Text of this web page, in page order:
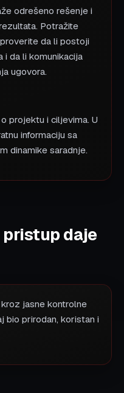
odrešeno rešenje i
Potražite
da li postoji
i da li komunikacija
ugovora.
projektu i ciljevima. U
informaciju sa
dinamike saradnje.
pristup daje
jasne kontrolne
bio prirodan, koristan i